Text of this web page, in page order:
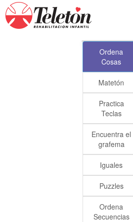
Ordena
Cosas
Matetón
Practica
Teclas
Encuentra el
grafema
Iguales
Puzzles
Ordena
Secuencias